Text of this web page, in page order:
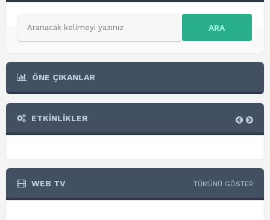
ARA
ÖNE ÇIKANLAR
ETKİNLİKLER
WEB TV TÜMÜNÜ GÖSTER